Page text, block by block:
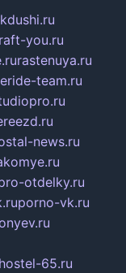
you.ru
rastenuya.ru
team.ru
news.ru
otdelky.ru
porno-vk.ru
hostel-65.ru